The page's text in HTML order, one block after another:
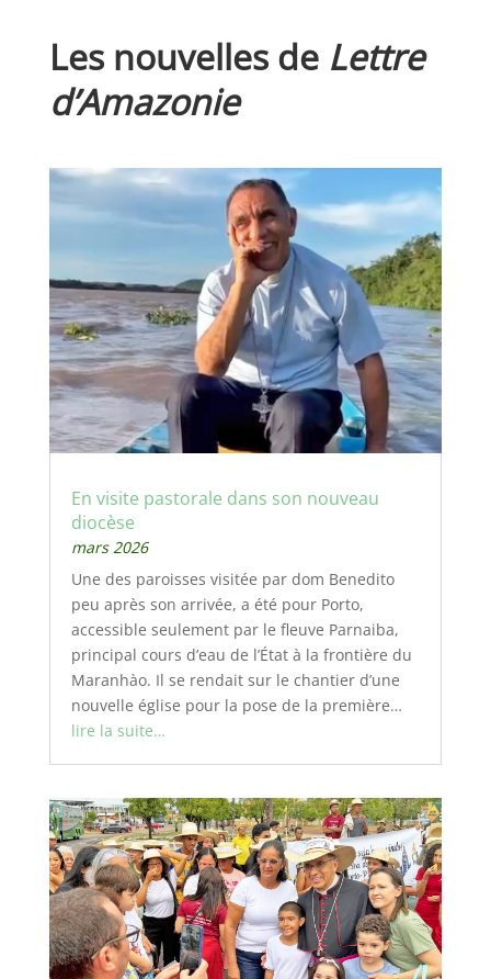
Les nouvelles de Lettre
d’Amazonie
En visite pastorale dans son nouveau
diocèse
mars 2026
Une des paroisses visitée par dom Benedito
peu après son arrivée, a été pour Porto,
accessible seulement par le fleuve Parnaiba,
principal cours d’eau de l’État à la frontière du
Maranhào. Il se rendait sur le chantier d’une
nouvelle église pour la pose de la première…
lire la suite…